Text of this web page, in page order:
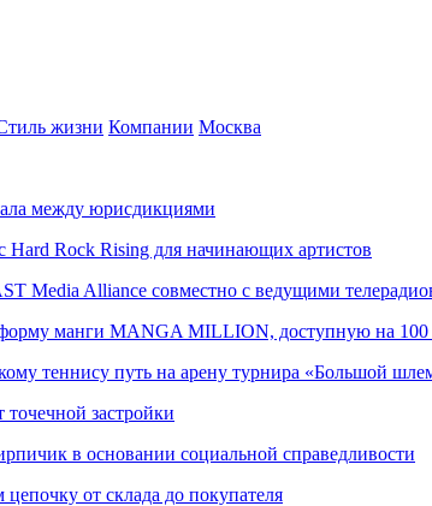
жизни Компании Москва
между юрисдикциями
Hard Rock Rising для начинающих артистов
Media Alliance совместно с ведущими
манги MANGA MILLION, доступную на 100
теннису путь на арену турнира «Большой
точечной застройки
в основании социальной справедливости
цепочку от склада до покупателя